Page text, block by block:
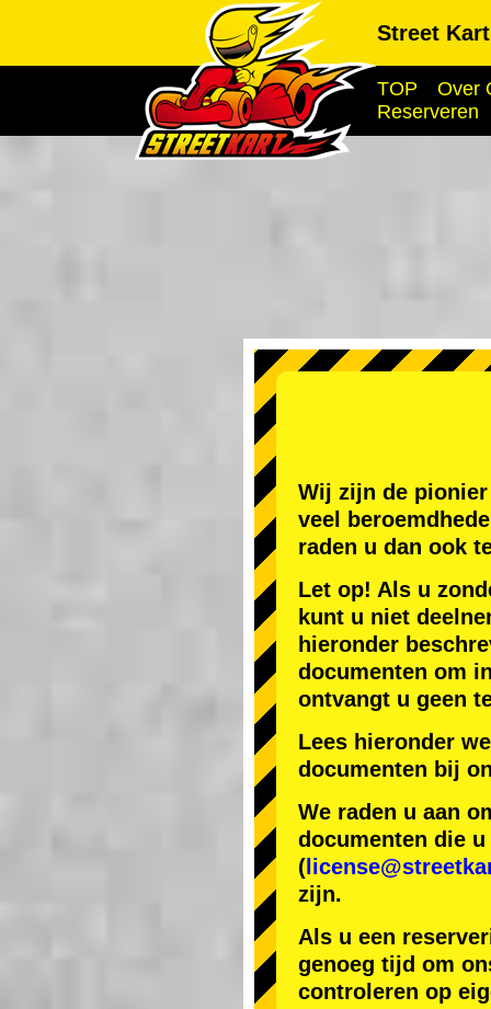
Street
TOP
Over
Reserveren
Wij zijn de pionier
veel
raden u dan ook
Let op! Als u
kunt u niet
hieronder
documenten om
ontvangt u geen
Lees hieronder
documenten bij
We raden u aan
documenten die
(
zijn.
Als u een
genoeg tijd om
controleren op